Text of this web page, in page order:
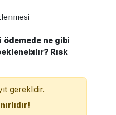
ödemede ne gibi
Risk
gereklidir.